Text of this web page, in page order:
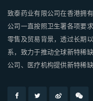
致泰药业有限公司在香港拥
公司一直按照卫生署各项要
零售及贸易背景，透过长期
系，致力于推动全球新特稀
公司、医疗机构提供新特稀